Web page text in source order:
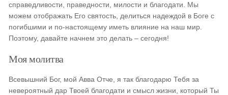
справедливости, праведности, милости и благодати. Мы
можем отображать Его святость, делиться надеждой в Боге с
погибшими и по-настоящему иметь влияние на наш мир.
Поэтому, давайте начнем это делать – сегодня!
Моя молитва
Всевышний Бог, мой Авва Отче, я так благодарю Тебя за
невероятный дар Твоей благодати и смысл жизни, который Ты